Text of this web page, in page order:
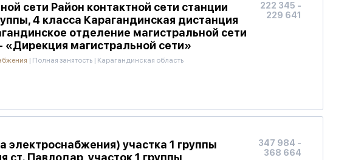
сети Район контактной сети станции
4 класса Карагандинская дистанция
отделение магистральной сети
магистральной сети»
| Полная занятость | Карагандинская область
222 345 -
229 641
электроснабжения) участка 1 группы
ст. Павлодар, участок 1 группы
347 984 -
368 664